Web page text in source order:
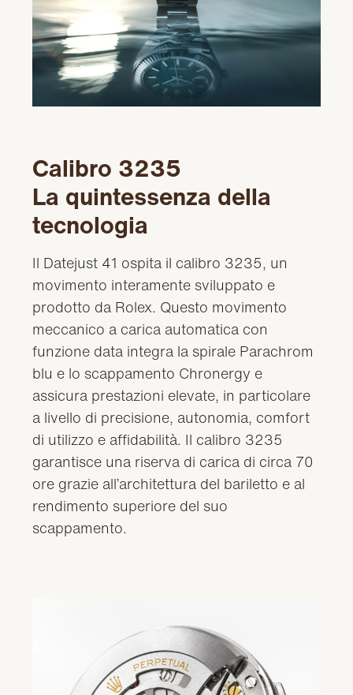
Calibro 3235
La quintessenza della
tecnologia
Il Datejust 41 ospita il calibro 3235, un
movimento interamente sviluppato e
prodotto da Rolex. Questo movimento
meccanico a carica automatica con
funzione data integra la spirale Parachrom
blu e lo scappamento Chronergy e
assicura prestazioni elevate, in particolare
a livello di precisione, autonomia, comfort
di utilizzo e affidabilità. Il calibro 3235
garantisce una riserva di carica di circa 70
ore grazie all’architettura del bariletto e al
rendimento superiore del suo
scappamento.